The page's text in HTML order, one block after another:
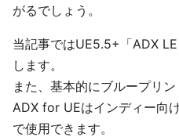
がるでしょう。
当記事ではUE5.5+「ADX
します。
また、基本的にブループリ
ADX for UEはインディー向
で使用できます。